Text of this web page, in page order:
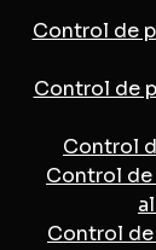
Control de
Control de
Control
Control
Control de